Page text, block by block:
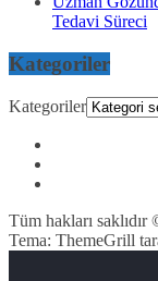
Tedavi Süreci
Kategoriler
Kategoriler
Tüm hakları saklıdır
Tema: ThemeGrill